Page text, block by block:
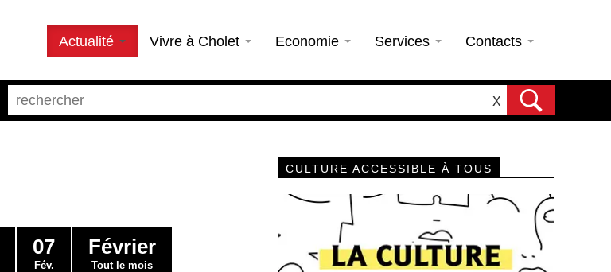
Actualité Vivre à Cholet Economie Services Contacts
X
07
Fév.
Février
Tout le mois
CULTURE ACCESSIBLE À TOUS